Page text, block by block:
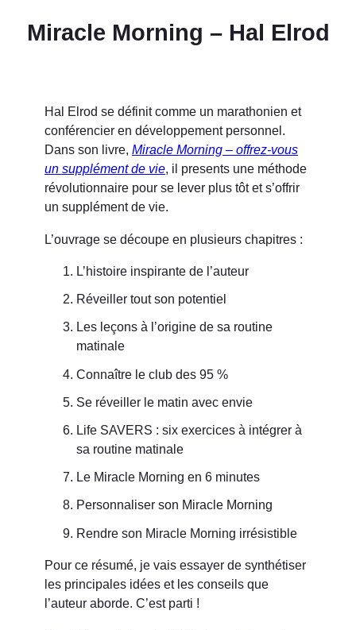
Miracle Morning – Hal Elrod
Hal Elrod se définit comme un marathonien et
conférencier en développement personnel.
Dans son livre, Miracle Morning – offrez-vous
un supplément de vie, il presents une méthode
révolutionnaire pour se lever plus tôt et s’offrir
un supplément de vie.
L’ouvrage se découpe en plusieurs chapitres :
L’histoire inspirante de l’auteur
Réveiller tout son potentiel
Les leçons à l’origine de sa routine
matinale
Connaître le club des 95 %
Se réveiller le matin avec envie
Life SAVERS : six exercices à intégrer à
sa routine matinale
Le Miracle Morning en 6 minutes
Personnaliser son Miracle Morning
Rendre son Miracle Morning irrésistible
Pour ce résumé, je vais essayer de synthétiser
les principales idées et les conseils que
l’auteur aborde. C’est parti !